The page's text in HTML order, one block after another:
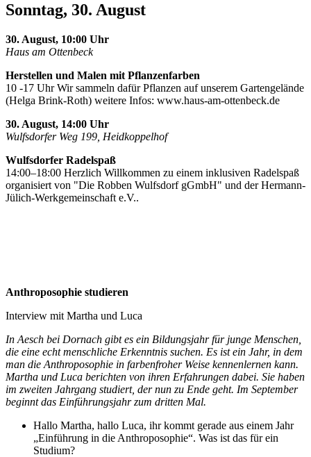
Sonntag, 30. August
30. August, 10:00 Uhr
Haus am Ottenbeck
Herstellen und Malen mit Pflanzenfarben
10 -17 Uhr Wir sammeln dafür Pflanzen auf unserem Gartengelände
(Helga Brink-Roth) weitere Infos: www.haus-am-ottenbeck.de
30. August, 14:00 Uhr
Wulfsdorfer Weg 199, Heidkoppelhof
Wulfsdorfer Radelspaß
14:00–18:00 Herzlich Willkommen zu einem inklusiven Radelspaß
organisiert von "Die Robben Wulfsdorf gGmbH" und der Hermann-
Jülich-Werkgemeinschaft e.V..
Anthroposophie studieren
Interview mit Martha und Luca
In Aesch bei Dornach gibt es ein Bildungsjahr für junge Menschen,
die eine echt menschliche Erkenntnis suchen. Es ist ein Jahr, in dem
man die Anthroposophie in farbenfroher Weise kennenlernen kann.
Martha und Luca berichten von ihren Erfahrungen dabei. Sie haben
im zweiten Jahrgang studiert, der nun zu Ende geht. Im September
beginnt das Einführungsjahr zum dritten Mal.
Hallo Martha, hallo Luca, ihr kommt gerade aus einem Jahr
„Einführung in die Anthroposophie“. Was ist das für ein
Studium?